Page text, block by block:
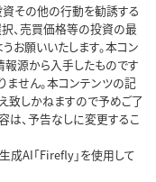
資その他の行動を勧誘する
、売買価格等の投資の最
お願いいたします。本コン
報源から入手したものです
せん。本コンテンツの記
致しかねますので予めご了
は、予告なしに変更するこ
成AI「Firefly」を使用して